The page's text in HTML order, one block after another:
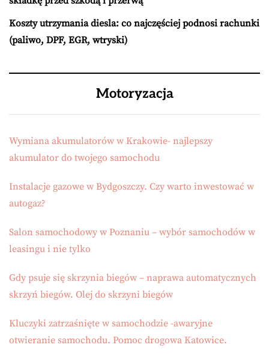
Koszty utrzymania diesla: co najczęściej podnosi rachunki
(paliwo, DPF, EGR, wtryski)
Motoryzacja
Wymiana akumulatorów w Krakowie- najlepszy
akumulator do twojego samochodu
Instalacje gazowe w Bydgoszczy. Czy warto inwestować w
autogaz?
Salon samochodowy w Poznaniu – wybór samochodów w
leasingu i nie tylko
Gdy psuje się skrzynia biegów – naprawa automatycznych
skrzyń biegów. Olej do skrzyni biegów
Kluczyki zatrzaśnięte w samochodzie -awaryjne
otwieranie samochodu. Pomoc drogowa Katowice.